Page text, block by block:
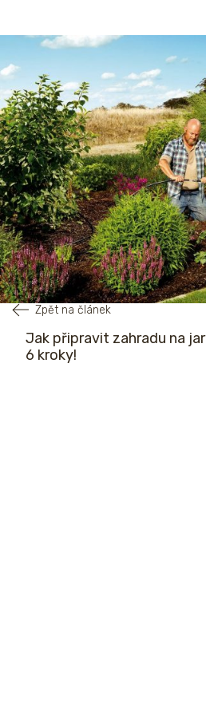
Zpět na článek
Jak připravit zahradu na
6 kroky!